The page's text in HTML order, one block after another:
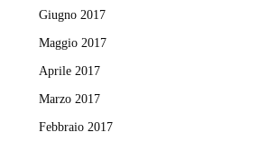
Giugno 2017
Maggio 2017
Aprile 2017
Marzo 2017
Febbraio 2017